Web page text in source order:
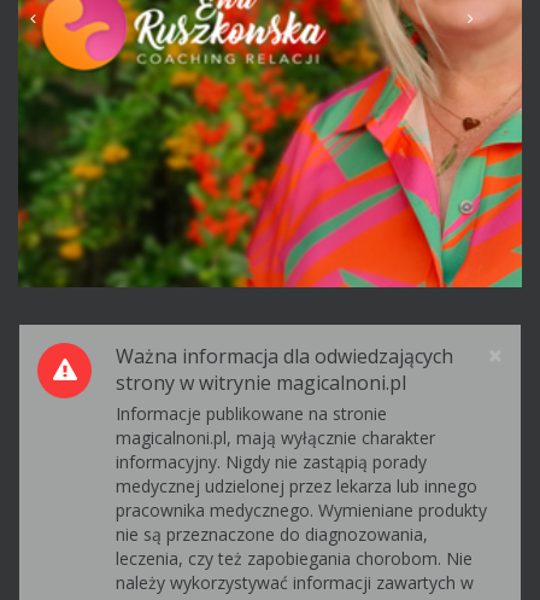
Ważna informacja dla odwiedzających
strony w witrynie magicalnoni.pl
Informacje publikowane na stronie
magicalnoni.pl, mają wyłącznie charakter
informacyjny. Nigdy nie zastąpią porady
medycznej udzielonej przez lekarza lub innego
pracownika medycznego. Wymieniane produkty
nie są przeznaczone do diagnozowania,
leczenia, czy też zapobiegania chorobom. Nie
należy wykorzystywać informacji zawartych w